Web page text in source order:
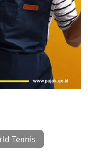
Tennis